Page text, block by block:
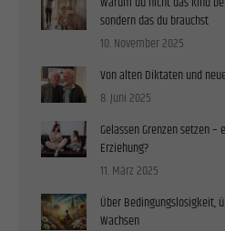
sondern das du brauchst
10. November 2025
Von alten Diktaten und
8. Juni 2025
Gelassen Grenzen setzen
Erziehung?
11. März 2025
Über Bedingungslosigkeit,
Wachsen